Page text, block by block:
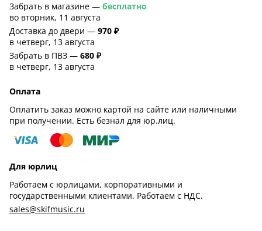
Забрать в магазине — бесплатно
во вторник, 11 августа
Доставка до двери — 970 ₽
в четверг, 13 августа
Забрать в ПВЗ — 680 ₽
в четверг, 13 августа
Оплата
Оплатить заказ можно картой на сайте или наличными
при получении. Есть безнал для юр.лиц.
Для юрлиц
Работаем с юрлицами, корпоративными и
государственными клиентами. Работаем с НДС.
sales@skifmusic.ru